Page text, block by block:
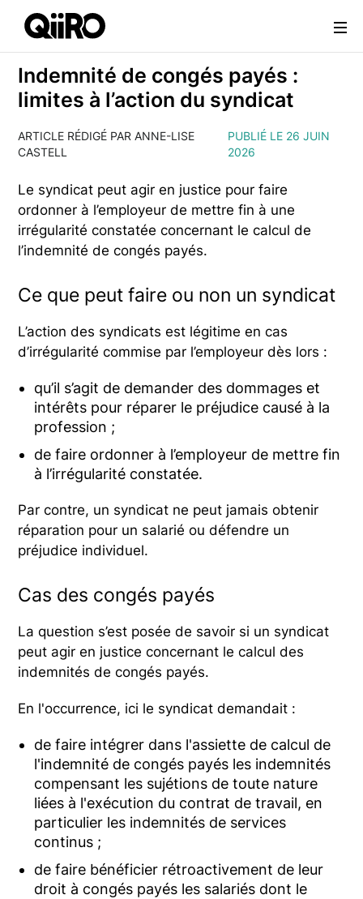
Webflow Homepage
Indemnité de congés payés :
limites à l’action du syndicat
ARTICLE RÉDIGÉ PAR ANNE-LISE
CASTELL
PUBLIÉ LE 26 JUIN
2026
Le syndicat peut agir en justice pour faire
ordonner à l’employeur de mettre fin à une
irrégularité constatée concernant le calcul de
l’indemnité de congés payés.
Ce que peut faire ou non un syndicat
L’action des syndicats est légitime en cas
d’irrégularité commise par l’employeur dès lors :
qu’il s’agit de demander des dommages et
intérêts pour réparer le préjudice causé à la
profession ;
de faire ordonner à l’employeur de mettre fin
à l’irrégularité constatée.
Par contre, un syndicat ne peut jamais obtenir
réparation pour un salarié ou défendre un
préjudice individuel.
Cas des congés payés
La question s’est posée de savoir si un syndicat
peut agir en justice concernant le calcul des
indemnités de congés payés.
En l'occurrence, ici le syndicat demandait :
de faire intégrer dans l'assiette de calcul de
l'indemnité de congés payés les indemnités
compensant les sujétions de toute nature
liées à l'exécution du contrat de travail, en
particulier les indemnités de services
continus ;
de faire bénéficier rétroactivement de leur
droit à congés payés les salariés dont le